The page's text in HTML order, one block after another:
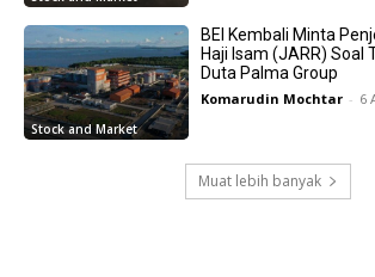
Stock and Market
BEI Kembali Minta
Haji Isam (JARR) Soal
Duta Palma Group
Komarudin Mochtar - 6
Muat lebih banyak